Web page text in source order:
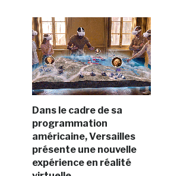
Dans le cadre de sa
programmation
américaine, Versailles
présente une nouvelle
expérience en réalité